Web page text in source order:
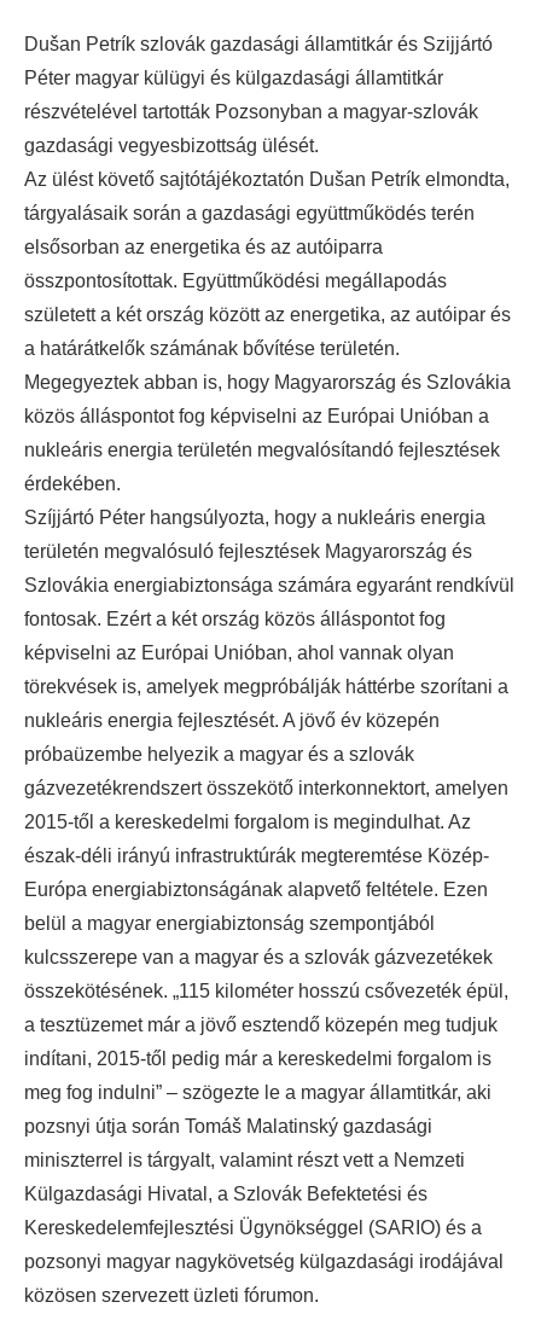
Dušan Petrík szlovák gazdasági államtitkár és Szijjártó
Péter magyar külügyi és külgazdasági államtitkár
részvételével tartották Pozsonyban a magyar-szlovák
gazdasági vegyesbizottság ülését.
Az ülést követő sajtótájékoztatón Dušan Petrík elmondta,
tárgyalásaik során a gazdasági együttműködés terén
elsősorban az energetika és az autóiparra
összpontosítottak. Együttműködési megállapodás
született a két ország között az energetika, az autóipar és
a határátkelők számának bővítése területén.
Megegyeztek abban is, hogy Magyarország és Szlovákia
közös álláspontot fog képviselni az Európai Unióban a
nukleáris energia területén megvalósítandó fejlesztések
érdekében.
Szíjjártó Péter hangsúlyozta, hogy a nukleáris energia
területén megvalósuló fejlesztések Magyarország és
Szlovákia energiabiztonsága számára egyaránt rendkívül
fontosak. Ezért a két ország közös álláspontot fog
képviselni az Európai Unióban, ahol vannak olyan
törekvések is, amelyek megpróbálják háttérbe szorítani a
nukleáris energia fejlesztését. A jövő év közepén
próbaüzembe helyezik a magyar és a szlovák
gázvezetékrendszert összekötő interkonnektort, amelyen
2015-től a kereskedelmi forgalom is megindulhat. Az
észak-déli irányú infrastruktúrák megteremtése Közép-
Európa energiabiztonságának alapvető feltétele. Ezen
belül a magyar energiabiztonság szempontjából
kulcsszerepe van a magyar és a szlovák gázvezetékek
összekötésének. „115 kilométer hosszú csővezeték épül,
a tesztüzemet már a jövő esztendő közepén meg tudjuk
indítani, 2015-től pedig már a kereskedelmi forgalom is
meg fog indulni” – szögezte le a magyar államtitkár, aki
pozsnyi útja során Tomáš Malatinský gazdasági
miniszterrel is tárgyalt, valamint részt vett a Nemzeti
Külgazdasági Hivatal, a Szlovák Befektetési és
Kereskedelemfejlesztési Ügynökséggel (SARIO) és a
pozsonyi magyar nagykövetség külgazdasági irodájával
közösen szervezett üzleti fórumon.